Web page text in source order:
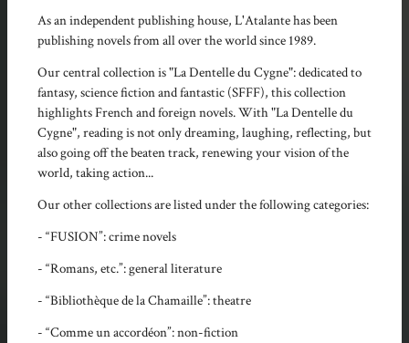
As an independent publishing house, L'Atalante has been
publishing novels from all over the world since 1989.
Our central collection is "La Dentelle du Cygne": dedicated to
fantasy, science fiction and fantastic (SFFF), this collection
highlights French and foreign novels. With "La Dentelle du
Cygne", reading is not only dreaming, laughing, reflecting, but
also going off the beaten track, renewing your vision of the
world, taking action...
Our other collections are listed under the following categories:
- “FUSION”: crime novels
- “Romans, etc.”: general literature
- “Bibliothèque de la Chamaille”: theatre
- “Comme un accordéon”: non-fiction